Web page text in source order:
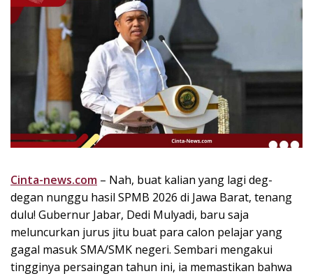
r
n
i
,
P
n
I
n
s
p
Cinta-news.com – Nah, buat kalian yang lagi deg-
degan nunggu hasil SPMB 2026 di Jawa Barat, tenang
dulu! Gubernur Jabar, Dedi Mulyadi, baru saja
meluncurkan jurus jitu buat para calon pelajar yang
gagal masuk SMA/SMK negeri. Sembari mengakui
tingginya persaingan tahun ini, ia memastikan bahwa